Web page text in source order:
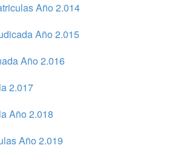
Año 2.014
Año 2.015
Año 2.016
2.017
Año 2.018
Año 2.019